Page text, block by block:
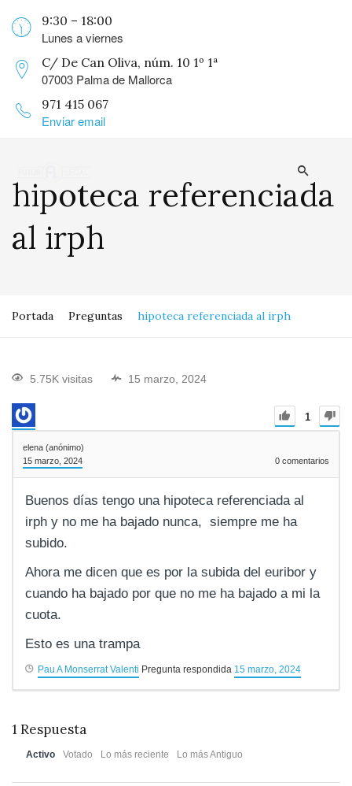
9:30 – 18:00
Lunes a viernes
C/ De Can Oliva, núm. 10 1º 1ª
07003 Palma de Mallorca
971 415 067
Enviar email
hipoteca referenciada
al irph
Portada Preguntas hipoteca referenciada al irph
5.75K visitas 15 marzo, 2024
1
elena (anónimo)
15 marzo, 2024
0 comentarios
Buenos días tengo una hipoteca referenciada al
irph y no me ha bajado nunca, siempre me ha
subido.
Ahora me dicen que es por la subida del euribor y
cuando ha bajado por que no me ha bajado a mi la
cuota.
Esto es una trampa
Pau A Monserrat Valenti Pregunta respondida 15 marzo, 2024
1 Respuesta
Activo Votado Lo más reciente Lo más Antiguo